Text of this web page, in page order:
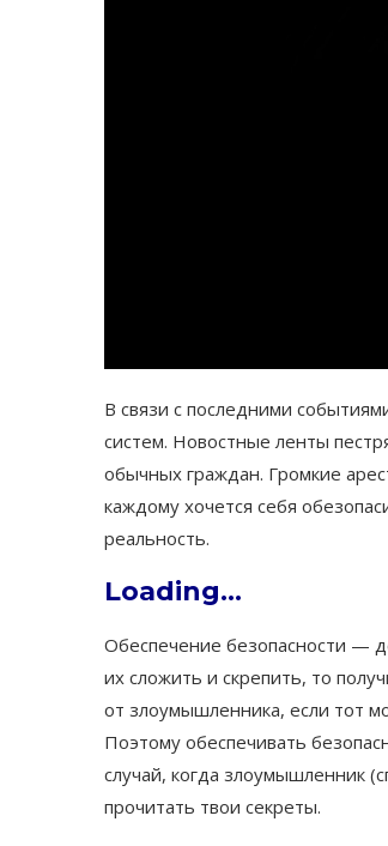
В связи с последними
систем. Новостные ленты
обычных граждан. Громкие
каждому хочется себя
реальность.
Loading…
Обеспечение безопасности —
их сложить и скрепить, то
от злоумышленника, если тот
Поэтому обеспечивать
случай, когда злоумышленник
прочитать твои секреты.